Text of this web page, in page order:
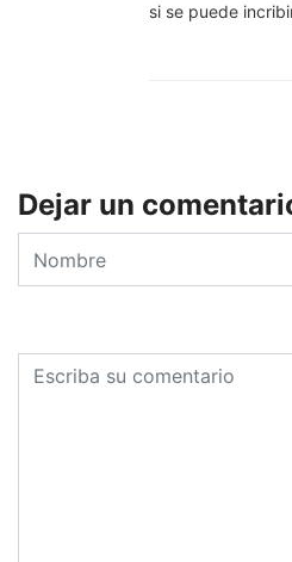
si se puede
Dejar un